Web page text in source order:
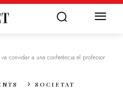
va convidar a una conferència el professor
SOCIETAT